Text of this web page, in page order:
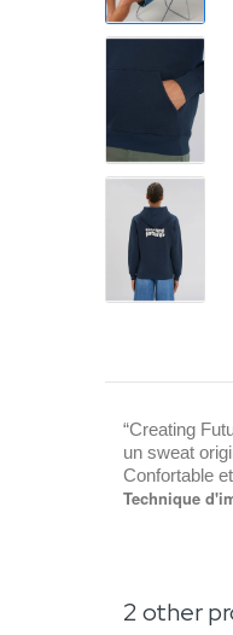
“Creating
un sweat
Confortable
Technique
2 other